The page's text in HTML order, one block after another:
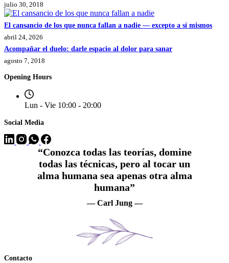
julio 30, 2018
El cansancio de los que nunca fallan a nadie — excepto a sí mismos
abril 24, 2026
Acompañar el duelo: darle espacio al dolor para sanar
agosto 7, 2018
Opening Hours
Lun - Vie 10:00 - 20:00
Social Media
“Conozca todas las teorías, domine
todas las técnicas, pero al tocar un
alma humana sea apenas otra alma
humana”
— Carl Jung —
Contacto